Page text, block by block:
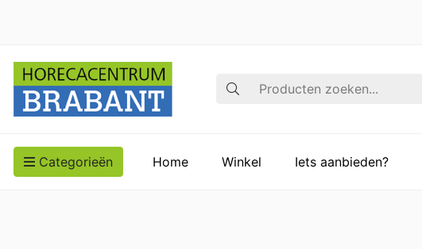
Zoek op
Categorieën Home Winkel Iets aanbieden?